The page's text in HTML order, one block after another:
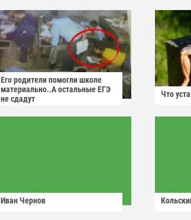
Его родители помогли школе
материально..А остальные ЕГЭ
не сдадут
Что
Иван Чернов